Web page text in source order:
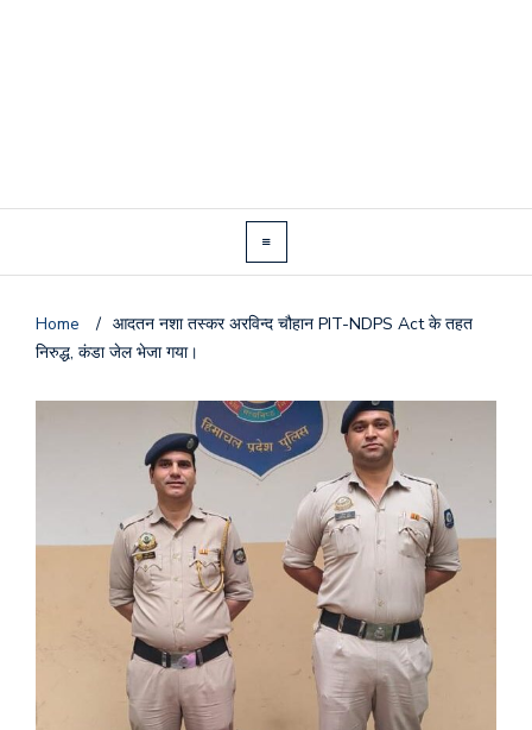
Home / आदतन नशा तस्कर अरविन्द चौहान PIT-NDPS Act के तहत
निरुद्ध, कंडा जेल भेजा गया।